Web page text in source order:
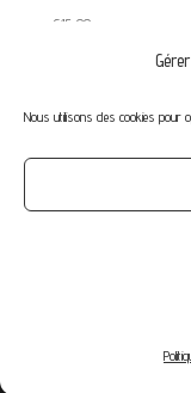
Nous utilisons des cookies pour
€15,00
© Vintage-